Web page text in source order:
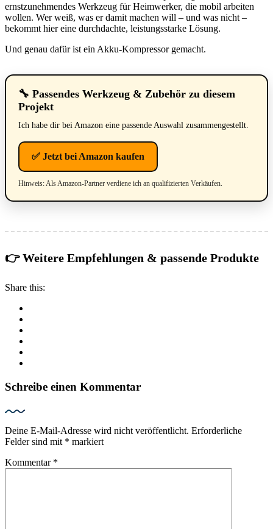
ernstzunehmendes Werkzeug für Heimwerker, die mobil arbeiten
wollen. Wer weiß, was er damit machen will – und was nicht –
bekommt hier eine durchdachte, leistungsstarke Lösung.
Und genau dafür ist ein Akku-Kompressor gemacht.
🔧 Passendes Werkzeug & Zubehör zu diesem
Projekt
Ich habe dir bei Amazon eine passende Auswahl zusammengestellt.
✅ Jetzt bei Amazon kaufen
Hinweis: Als Amazon-Partner verdiene ich an qualifizierten Verkäufen.
👉 Weitere Empfehlungen & passende Produkte
Share this:
Schreibe einen Kommentar
Deine E-Mail-Adresse wird nicht veröffentlicht. Erforderliche
Felder sind mit * markiert
Kommentar *